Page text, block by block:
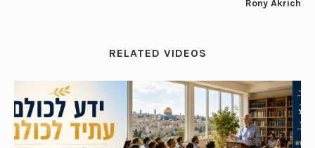
Rony Akrich
RELATED VIDEOS